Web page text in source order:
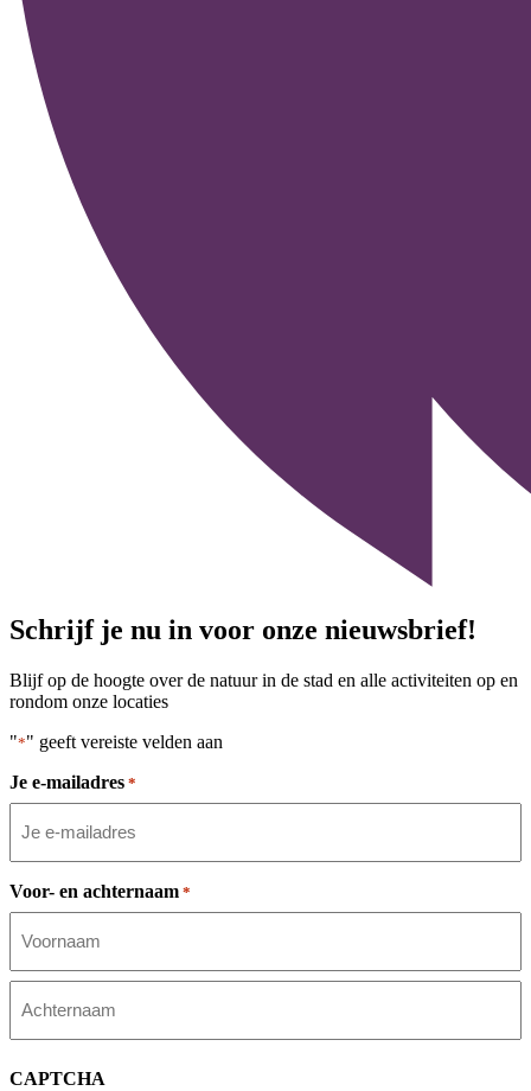
Schrijf je nu in voor onze nieuwsbrief!
Blijf op de hoogte over de natuur in de stad en alle activiteiten op en
rondom onze locaties
"*" geeft vereiste velden aan
Je e-mailadres *
Voor- en achternaam *
Voornaam
CAPTCHA